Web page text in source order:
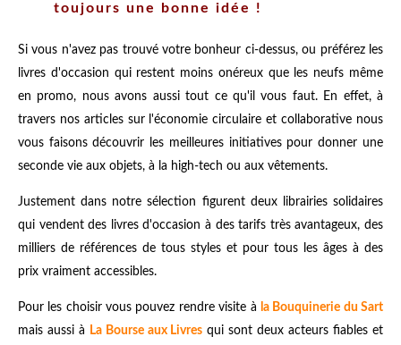
toujours une bonne idée !
Si vous n'avez pas trouvé votre bonheur ci-dessus, ou préférez les
livres d'occasion qui restent moins onéreux que les neufs même
en promo, nous avons aussi tout ce qu'il vous faut. En effet, à
travers nos articles sur l'économie circulaire et collaborative nous
vous faisons découvrir les meilleures initiatives pour donner une
seconde vie aux objets, à la high-tech ou aux vêtements.
Justement dans notre sélection figurent deux librairies solidaires
qui vendent des livres d'occasion à des tarifs très avantageux, des
milliers de références de tous styles et pour tous les âges à des
prix vraiment accessibles.
Pour les choisir vous pouvez rendre visite à la Bouquinerie du Sart
mais aussi à
La Bourse aux Livres qui sont deux acteurs fiables et